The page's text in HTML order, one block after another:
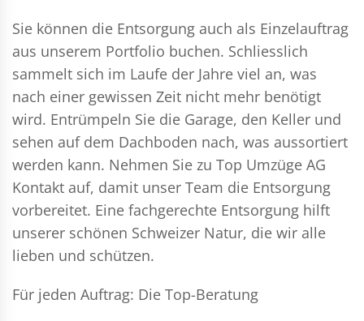
Sie können die Entsorgung auch als Einzelauftrag
aus unserem Portfolio buchen. Schliesslich
sammelt sich im Laufe der Jahre viel an, was
nach einer gewissen Zeit nicht mehr benötigt
wird. Entrümpeln Sie die Garage, den Keller und
sehen auf dem Dachboden nach, was aussortiert
werden kann. Nehmen Sie zu Top Umzüge AG
Kontakt auf, damit unser Team die Entsorgung
vorbereitet. Eine fachgerechte Entsorgung hilft
unserer schönen Schweizer Natur, die wir alle
lieben und schützen.
Für jeden Auftrag: Die Top-Beratung